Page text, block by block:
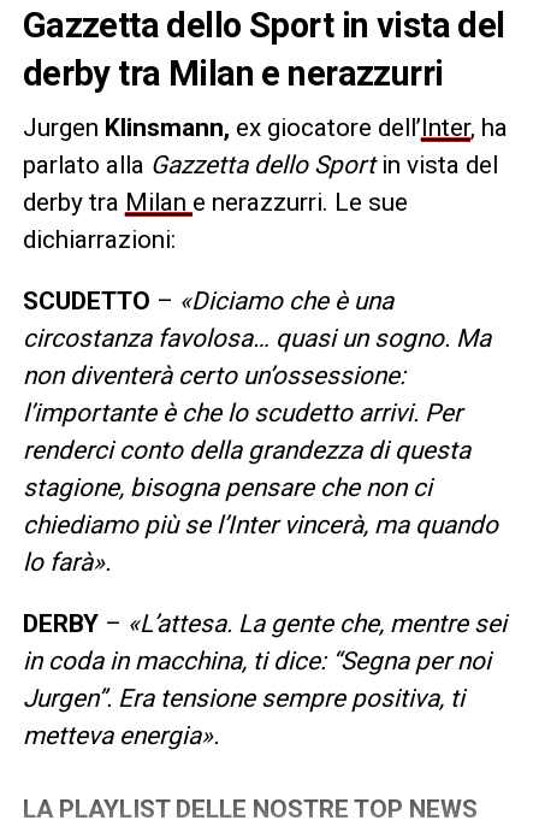
Gazzetta dello Sport in vista del
derby tra Milan e nerazzurri
Jurgen Klinsmann, ex giocatore dell’Inter, ha
parlato alla Gazzetta dello Sportin vista del
derby tra Milan e nerazzurri. Le sue
dichiarrazioni:
SCUDETTO – «Diciamo che è una
circostanza favolosa… quasi un sogno. Ma
non diventerà certo un’ossessione:
l’importante è che lo scudetto arrivi. Per
renderci conto della grandezza di questa
stagione, bisogna pensare che non ci
chiediamo più se l’Inter vincerà, ma quando
lo farà».
DERBY– «L’attesa. La gente che, mentre sei
in coda in macchina, ti dice: “Segna per noi
Jurgen”. Era tensione sempre positiva, ti
metteva energia».
LA PLAYLIST DELLE NOSTRE TOP NEWS